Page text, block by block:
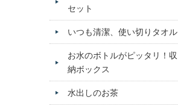
セット
いつも清潔、使い切りタオル
お水のボトルがピッタリ！収
納ボックス
水出しのお茶